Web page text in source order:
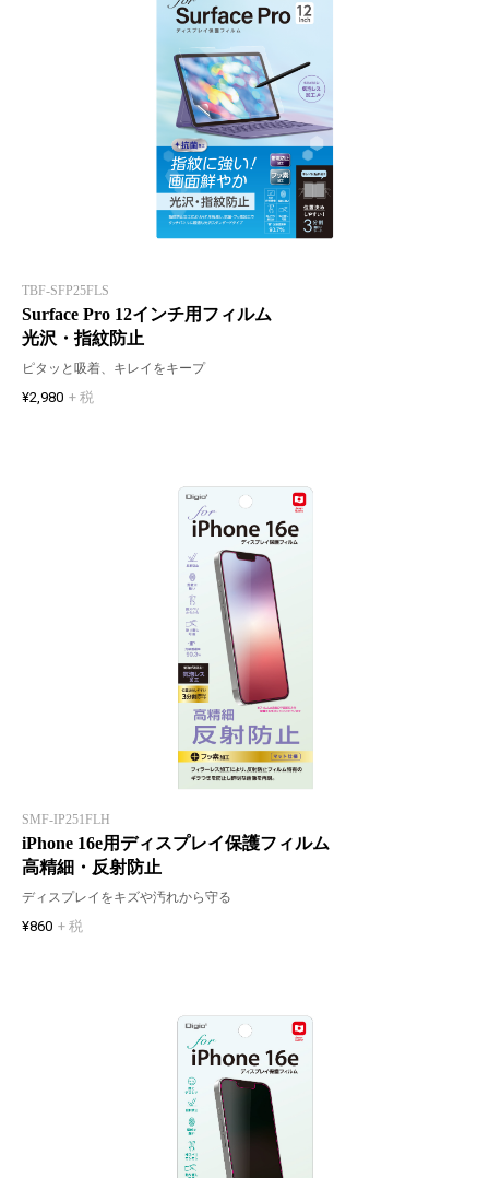
TBF-SFP25FLS
Surface Pro 12インチ用フィルム
光沢・指紋防止
ピタッと吸着、キレイをキープ
¥2,980 + 税
SMF-IP251FLH
iPhone 16e用ディスプレイ保護フィルム
高精細・反射防止
ディスプレイをキズや汚れから守る
¥860 + 税